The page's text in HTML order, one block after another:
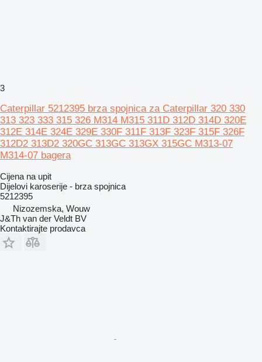
3
Caterpillar 5212395 brza spojnica za Caterpillar 320 330
313 323 333 315 326 M314 M315 311D 312D 314D 320E
312E 314E 324E 329E 330F 311F 313F 323F 315F 326F
312D2 313D2 320GC 313GC 313GX 315GC M313-07
M314-07 bagera
Cijena na upit
Dijelovi karoserije - brza spojnica
5212395
Nizozemska, Wouw
J&Th van der Veldt BV
Kontaktirajte prodavca